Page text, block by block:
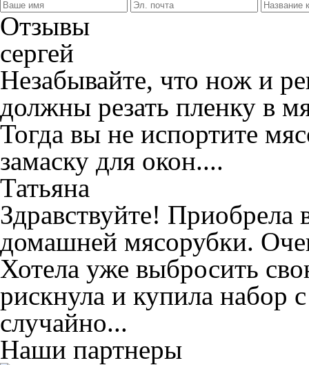
Отзывы
сергей
Незабывайте, что нож и
должны резать пленку в
Тогда вы не испортите
замаску для окон....
Татьяна
Здравствуйте!
домашней мясорубки.
Хотела уже выбросить
рискнула и купила набор
случайно...
Наши партнеры